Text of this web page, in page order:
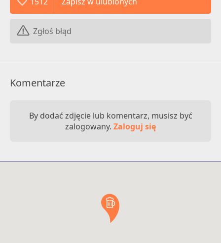
Zgłoś błąd
Komentarze
By dodać zdjęcie lub komentarz, musisz być
zalogowany. Zaloguj się